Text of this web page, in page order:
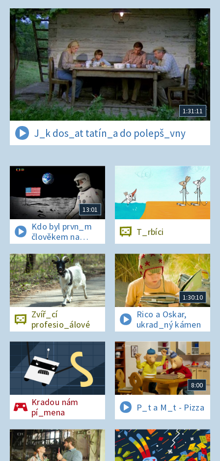
1:31:11
J_k dos_at tatín_a do polepš_vny
13:01
Kdo byl prvn_m
člověkem na
Měs_ci?
T_rbíci
Zvíř_cí
profesio_álové
1:30:10
Rico a Oskar,
ukrad_ný kámen
Kradou nám
pí_mena
8:00
P_t a M_t - Pizza